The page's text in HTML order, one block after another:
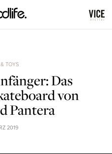
TOYS
Das
von
Pantera
2019